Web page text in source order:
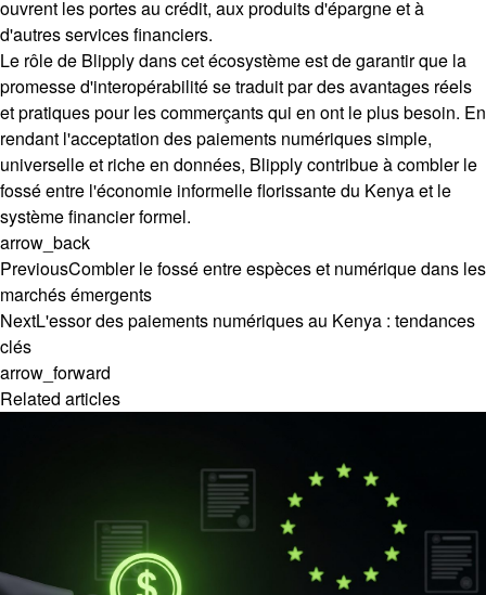
ouvrent les portes au crédit, aux produits d'épargne et à
d'autres services financiers.
Le rôle de Blipply dans cet écosystème est de garantir que la
promesse d'interopérabilité se traduit par des avantages réels
et pratiques pour les commerçants qui en ont le plus besoin. En
rendant l'acceptation des paiements numériques simple,
universelle et riche en données, Blipply contribue à combler le
fossé entre l'économie informelle florissante du Kenya et le
système financier formel.
arrow_back
PreviousCombler le fossé entre espèces et numérique dans les
marchés émergents
NextL'essor des paiements numériques au Kenya : tendances
clés
arrow_forward
Related articles